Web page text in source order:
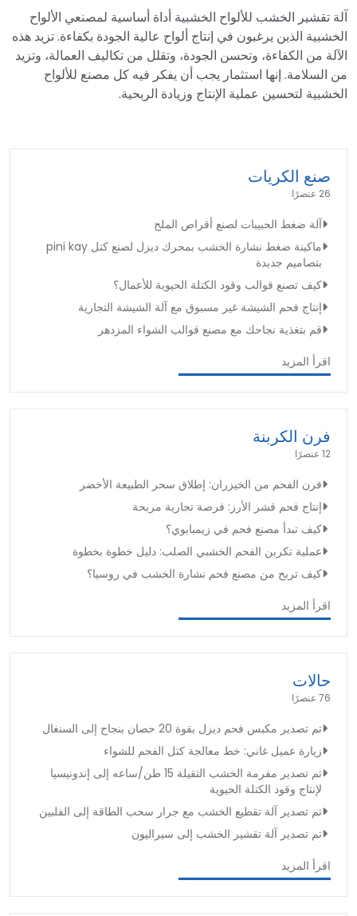
آلة تقشير الخشب للألواح الخشبية أداة أساسية لمصنعي الألواح
الخشبية الذين يرغبون في إنتاج ألواح عالية الجودة بكفاءة. تزيد هذه
الآلة من الكفاءة، وتحسن الجودة، وتقلل من تكاليف العمالة، وتزيد
من السلامة. إنها استثمار يجب أن يفكر فيه كل مصنع للألواح
الخشبية لتحسين عملية الإنتاج وزيادة الربحية.
صنع الكريات
26 عنصرًا
آلة ضغط الحبيبات لصنع أقراص الملح
ماكينة ضغط نشارة الخشب بمحرك ديزل لصنع كتل pini kay
بتصاميم جديدة
كيف تصنع قوالب وقود الكتلة الحيوية للأعمال؟
إنتاج فحم الشيشة غير مسبوق مع آلة الشيشة التجارية
قم بتغذية نجاحك مع مصنع قوالب الشواء المزدهر
اقرأ المزيد
فرن الكربنة
12 عنصرًا
فرن الفحم من الخيزران: إطلاق سحر الطبيعة الأخضر
إنتاج فحم قشر الأرز: فرصة تجارية مربحة
كيف تبدأ مصنع فحم في زيمبابوي؟
عملية تكربن الفحم الخشبي الصلب: دليل خطوة بخطوة
كيف تربح من مصنع فحم نشارة الخشب في روسيا؟
اقرأ المزيد
حالات
76 عنصرًا
تم تصدير مكبس فحم ديزل بقوة 20 حصان بنجاح إلى السنغال
زيارة عميل غاني: خط معالجة كتل الفحم للشواء
تم تصدير مفرمة الخشب الثقيلة 15 طن/ساعه إلى إندونيسيا
لإنتاج وقود الكتلة الحيوية
تم تصدير آلة تقطيع الخشب مع جرار سحب الطاقة إلى الفلبين
تم تصدير آلة تقشير الخشب إلى سيراليون
اقرأ المزيد